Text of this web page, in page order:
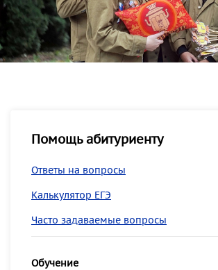
Помощь абитуриенту
Ответы на вопросы
Калькулятор ЕГЭ
Часто задаваемые вопросы
Обучение